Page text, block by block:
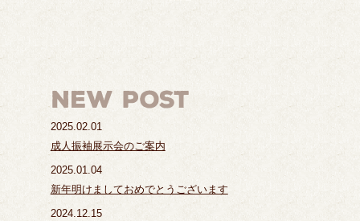
2025.02.01
成人振袖展示会のご案内
2025.01.04
新年明けましておめでとうございます
2024.12.15